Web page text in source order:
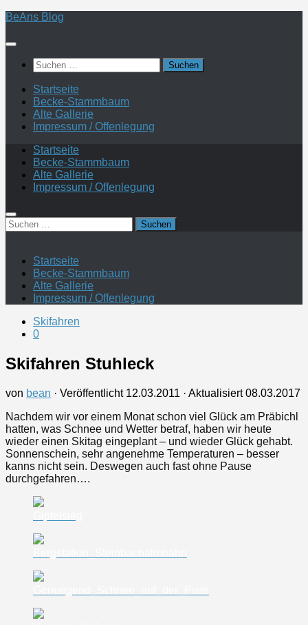
Zum
springen
BeAns Blog
Suchen
nach:
Startseite
Becke-Stammbaum
Alte Gallerie
Impressum / Offenlegung
Startseite
Becke-Stammbaum
Alte Gallerie
Impressum / Offenlegung
Suchen
nach:
Startseite
Becke-Stammbaum
Alte Gallerie
Impressum / Offenlegung
Skifahren
0
Skifahren Stuhleck
von bean · Veröffentlicht 12.03.2011 · Aktualisiert08.03.2017
Nachdem wir vor einem Monat schon viel Glück am Präbichl
hatten, was Schnee und Wetter betraf, haben wir heute
wieder einen Skitag eingeplant – und wieder Glück gehabt.
Sonnenschein, sehr angenehme Temperaturen – besser
kanns nicht sein. Deswegen auch fast ohne Pause
durchgefahren….